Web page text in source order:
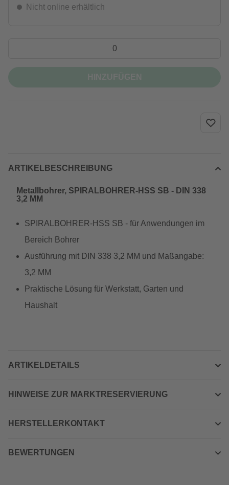
Nicht online erhältlich
ARTIKELBESCHREIBUNG
Metallbohrer, SPIRALBOHRER-HSS SB - DIN 338
3,2 MM
SPIRALBOHRER-HSS SB - für Anwendungen im
Bereich Bohrer
Ausführung mit DIN 338 3,2 MM und Maßangabe:
3,2 MM
Praktische Lösung für Werkstatt, Garten und
Haushalt
ARTIKELDETAILS
HINWEISE ZUR MARKTRESERVIERUNG
HERSTELLERKONTAKT
BEWERTUNGEN